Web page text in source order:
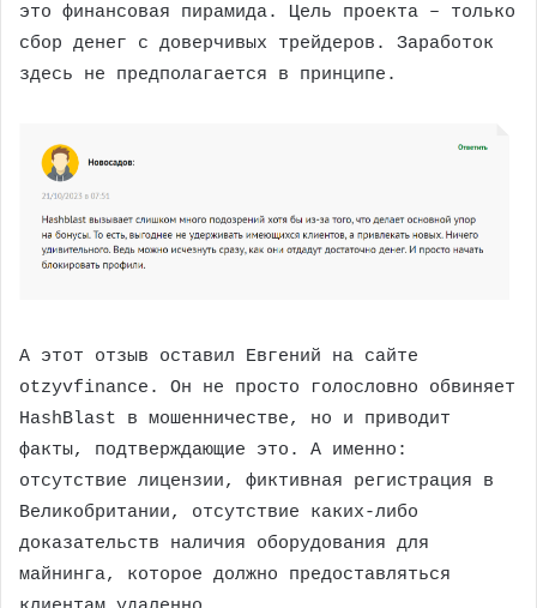
это финансовая пирамида. Цель проекта – только
сбор денег с доверчивых трейдеров. Заработок
здесь не предполагается в принципе.
А этот отзыв оставил Евгений на сайте
otzyvfinance. Он не просто голословно обвиняет
HashBlast в мошенничестве, но и приводит
факты, подтверждающие это. А именно:
отсутствие лицензии, фиктивная регистрация в
Великобритании, отсутствие каких-либо
доказательств наличия оборудования для
майнинга, которое должно предоставляться